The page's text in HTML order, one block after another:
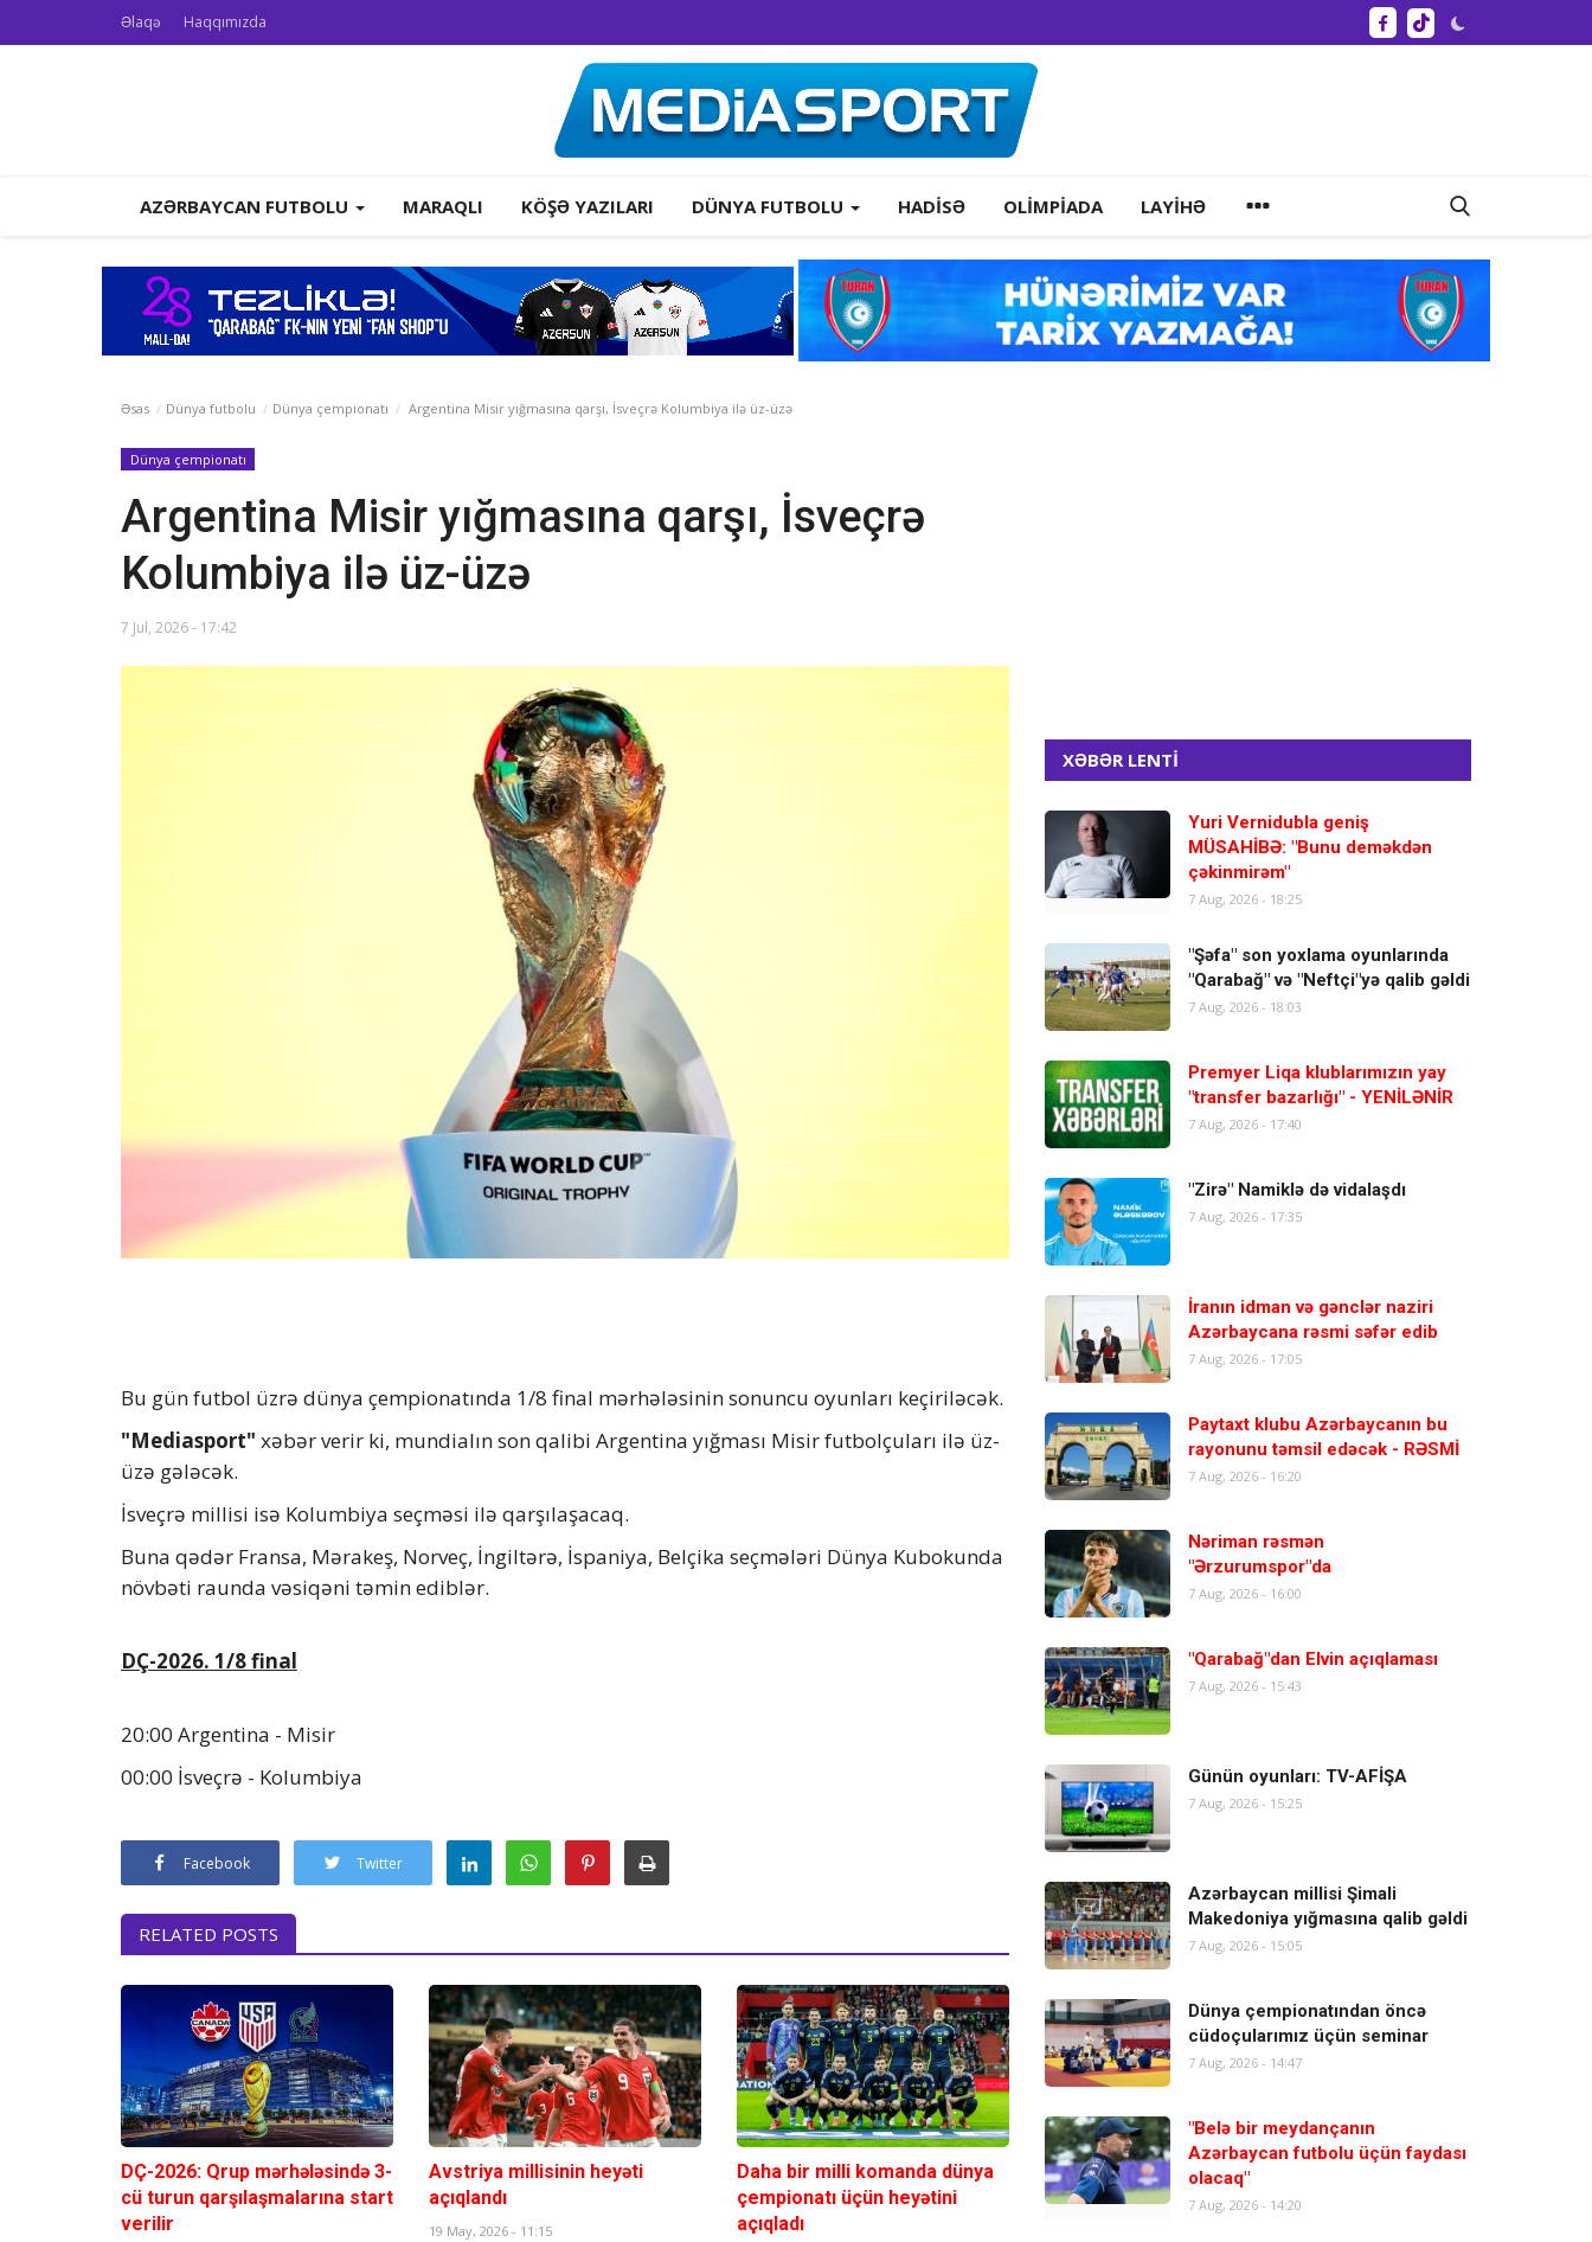
Əlaqə Haqqımızda
AZƏRBAYCAN FUTBOLU MARAQLI KÖŞƏ YAZILARI DÜNYA FUTBOLU HADISƏ OLIMPIADA LAYIHƏ
Əsas Dünya futbolu Dünya çempionatı Argentina Misir yığmasına qarşı, İsveçrə Kolumbiya ilə üz-üzə
Dünya çempionatı
Argentina Misir yığmasına qarşı, İsveçrə
Kolumbiya ilə üz-üzə
7 Jul, 2026 - 17:42
Bu gün futbol üzrə dünya çempionatında 1/8 final mərhələsinin sonuncu oyunları keçiriləcək.
"Mediasport" xəbər verir ki, mundialın son qalibi Argentina yığması Misir futbolçuları ilə üz-
üzə gələcək.
İsveçrə millisi isə Kolumbiya seçməsi ilə qarşılaşacaq.
Buna qədər Fransa, Mərakeş, Norveç, İngiltərə, İspaniya, Belçika seçmələri Dünya Kubokunda
növbəti raunda vəsiqəni təmin ediblər.
DÇ-2026. 1/8 final
20:00 Argentina - Misir
00:00 İsveçrə - Kolumbiya
Facebook Twitter
RELATED POSTS
DÇ-2026: Qrup mərhələsində 3-
cü turun qarşılaşmalarına start
verilir
Avstriya millisinin heyəti
açıqlandı
19 May, 2026 - 11:15
Daha bir milli komanda dünya
çempionatı üçün heyətini
açıqladı
XƏBƏR LENTİ
Yuri Vernidubla geniş
MÜSAHİBƏ: "Bunu deməkdən
çəkinmirəm"
7 Aug, 2026 - 18:25
"Şəfa" son yoxlama oyunlarında
"Qarabağ" və "Neftçi"yə qalib gəldi
7 Aug, 2026 - 18:03
Premyer Liqa klublarımızın yay
"transfer bazarlığı" - YENİLƏNİR
7 Aug, 2026 - 17:40
"Zirə" Namiklə də vidalaşdı
7 Aug, 2026 - 17:35
İranın idman və gənclər naziri
Azərbaycana rəsmi səfər edib
7 Aug, 2026 - 17:05
Paytaxt klubu Azərbaycanın bu
rayonunu təmsil edəcək - RƏSMİ
7 Aug, 2026 - 16:20
Nəriman rəsmən
"Ərzurumspor"da
7 Aug, 2026 - 16:00
"Qarabağ"dan Elvin açıqlaması
7 Aug, 2026 - 15:43
Günün oyunları: TV-AFİŞA
7 Aug, 2026 - 15:25
Azərbaycan millisi Şimali
Makedoniya yığmasına qalib gəldi
7 Aug, 2026 - 15:05
Dünya çempionatından öncə
cüdoçularımız üçün seminar
7 Aug, 2026 - 14:47
"Belə bir meydançanın
Azərbaycan futbolu üçün faydası
olacaq"
7 Aug, 2026 - 14:20